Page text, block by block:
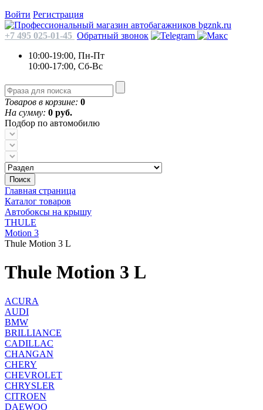
Войти Регистрация
+7 495 025-01-45 Обратный звонок
10:00-19:00, Пн-Пт
10:00-17:00, Сб-Вс
Товаров в корзине: 0
На сумму: 0 руб.
Подбор по автомобилю
Поиск
Главная страница
Каталог товаров
Автобоксы на крышу
THULE
Motion 3
Thule Motion 3 L
Thule Motion 3 L
ACURA
AUDI
BMW
BRILLIANCE
CADILLAC
CHANGAN
CHERY
CHEVROLET
CHRYSLER
CITROEN
DAEWOO